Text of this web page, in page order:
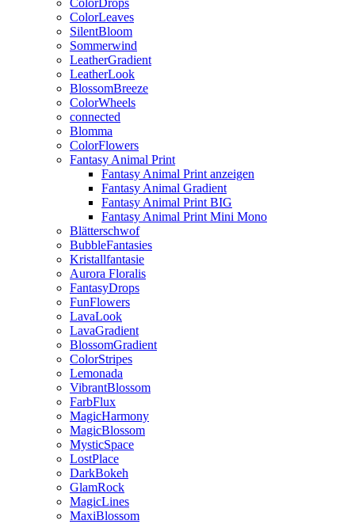
ColorDrops
ColorLeaves
SilentBloom
Sommerwind
LeatherGradient
LeatherLook
BlossomBreeze
ColorWheels
connected
Blomma
ColorFlowers
Fantasy Animal Print
Fantasy Animal Print anzeigen
Fantasy Animal Gradient
Fantasy Animal Print BIG
Fantasy Animal Print Mini Mono
Blätterschwof
BubbleFantasies
Kristallfantasie
Aurora Floralis
FantasyDrops
FunFlowers
LavaLook
LavaGradient
BlossomGradient
ColorStripes
Lemonada
VibrantBlossom
FarbFlux
MagicHarmony
MagicBlossom
MysticSpace
LostPlace
DarkBokeh
GlamRock
MagicLines
MaxiBlossom